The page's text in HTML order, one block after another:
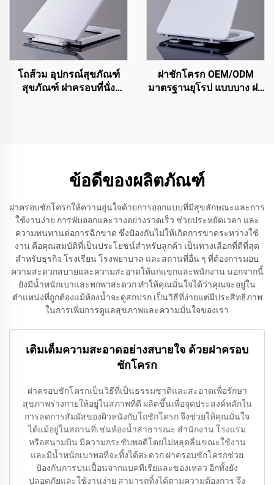
โถส้วม อุปกรณ์สุขภัณฑ์
สุขภัณฑ์ ฝาครอบที่นั่ง
ฝาชักโครก OEM/ODM
มาตรฐานยุโรป แบบบาง ฝา
ข้อดีของผลิตภัณฑ์
ฝาครอบชักโครกให้ความอุ่นใจด้วยการออกแบบที่มีสุขลักษณะและการ
ใช้งานง่าย การพับออกและวางอย่างรวดเร็ว ช่วยประหยัดเวลา และ
ความทนทานต่อการฉีกขาด ซึ่งป้องกันไม่ให้เกิดการขาดระหว่างใช้
งาน คือคุณสมบัติที่เป็นประโยชน์สำหรับลูกค้า เป็นทางเลือกที่ดีที่สุด
สำหรับธุรกิจ โรงเรียน โรงพยาบาล และสถานที่อื่น ๆ ที่ต้องการมอบ
ความสะดวกสบายและความสะอาดให้แก่แขกและพนักงาน นอกจากนี้
ยังมีน้ำหนักเบาและพกพาสะดวก ทำให้คุณมั่นใจได้ว่าคุณจะอยู่ใน
ตำแหน่งที่ถูกต้องแม้ห้องน้ำจะดูสกปรก เป็นวิธีที่ง่ายแต่มีประสิทธิภาพ
ในการเพิ่มการดูแลสุขภาพและความมั่นใจของเรา
เติมเต็มความสะอาดอย่างสบายใจ ด้วยฝาครอบ
ชักโครก
ฝาครอบชักโครกเป็นวิธีที่เป็นธรรมชาติและสะอาดเพื่อรักษา
สุขภาพร่างกายให้อยู่ในสภาพที่ดี ผลิตขึ้นเพื่อจุดประสงค์หลักใน
การลดการสัมผัสของผิวหนังกับโถชักโครก จึงช่วยให้คุณมั่นใจ
ได้แม้อยู่ในสถานที่เช่นห้องน้ำสาธารณะ สำนักงาน โรงแรม
หรือสนามบิน มีความกระชับพอดีโดยไม่หลุดลื่นขณะใช้งาน
และมีน้ำหนักเบาพอที่จะทิ้งได้สะดวก ฝาครอบชักโครกช่วย
ป้องกันการปนเปื้อนจากแบคทีเรียและของเหลว อีกทั้งยัง
ปลอดภัยและใช้งานง่าย สามารถทิ้งได้ตามความต้องการ จึง